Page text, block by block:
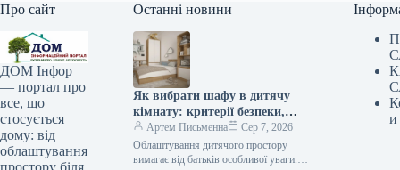
Про сайт
ДОМ Інфор
— портал про
все, що
стосується
дому: від
облаштування
Останні новини
Як вибрати шафу в дитячу
кімнату: критерії безпеки,
зручності та функціональності
Артем Письменна
Сер 7, 2026
Облаштування дитячого простору
вимагає від батьків особливої уваги.
и